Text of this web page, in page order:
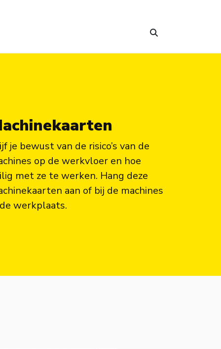
je bewust van de risico’s van de
op de werkvloer en hoe
met ze te werken. Hang deze
aan of bij de machines
werkplaats.